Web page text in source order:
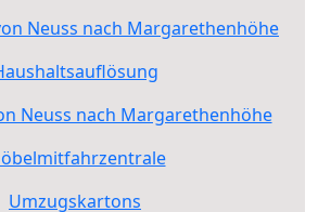
Neuss nach Margarethenhöhe
Neuss nach Margarethenhöhe
Umzugskartons